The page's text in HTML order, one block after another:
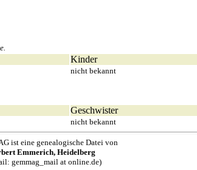
Kinder
nicht bekannt
Geschwister
nicht bekannt
ist eine genealogische Datei von
Emmerich, Heidelberg
gemmag_mail at online.de)